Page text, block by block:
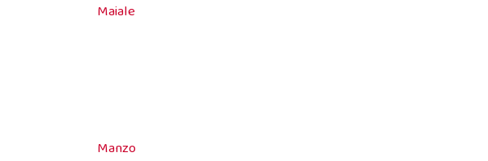
Maiale
Manzo